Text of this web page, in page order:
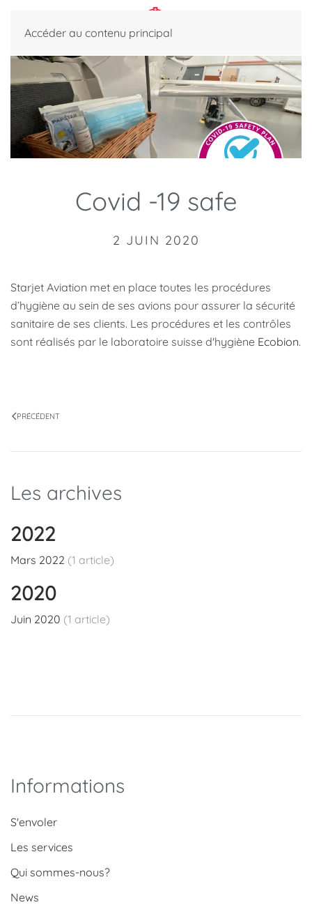
Accéder au contenu principal
Covid -19 safe
2 JUIN 2020
Starjet Aviation met en place toutes les procédures
d’hygiène au sein de ses avions pour assurer la sécurité
sanitaire de ses clients. Les procédures et les contrôles
sont réalisés par le laboratoire suisse d'hygiène Ecobion.
PRÉCÉDENT
Les archives
2022
Mars 2022 (1 article)
2020
Juin 2020 (1 article)
Informations
S'envoler
Les services
Qui sommes-nous?
News